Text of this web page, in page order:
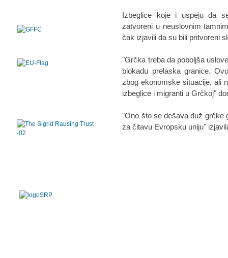
Izbeglice koje i uspeju da
zatvoreni u neuslovnim
čak izjavili da su bili pritvoreni
"Grčka treba da poboljša
blokadu prelaska granice.
zbog ekonomske situacije, ali
izbeglice i migranti u Grčkoj"
"Ono što se dešava duž grčke
za čitavu Evropsku uniju"